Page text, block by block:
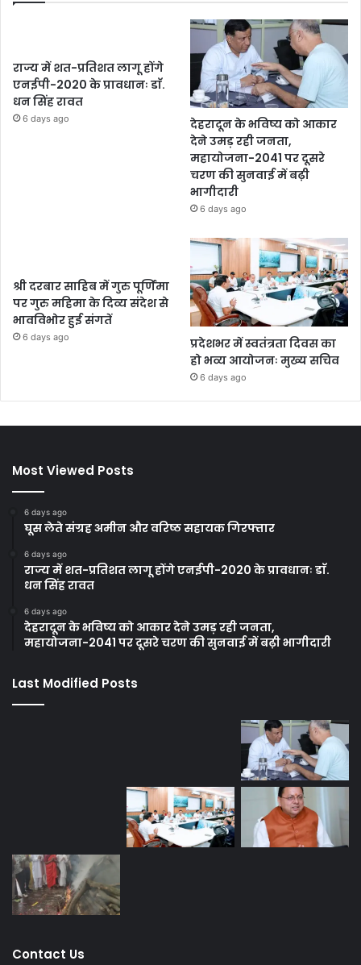
राज्य में शत-प्रतिशत लागू होंगे
एनईपी-2020 के प्रावधानः डाॅ.
धन सिंह रावत
6 days ago
देहरादून के भविष्य को आकार
देने उमड़ रही जनता,
महायोजना-2041 पर दूसरे
चरण की सुनवाई में बढ़ी
भागीदारी
6 days ago
श्री दरबार साहिब में गुरु पूर्णिमा
पर गुरु महिमा के दिव्य संदेश से
भावविभोर हुई संगतें
6 days ago
प्रदेशभर में स्वतंत्रता दिवस का
हो भव्य आयोजनः मुख्य सचिव
6 days ago
Most Viewed Posts
6 days ago
घूस लेते संग्रह अमीन और वरिष्ठ सहायक गिरफ्तार
6 days ago
राज्य में शत-प्रतिशत लागू होंगे एनईपी-2020 के प्रावधानः डाॅ.
धन सिंह रावत
6 days ago
देहरादून के भविष्य को आकार देने उमड़ रही जनता,
महायोजना-2041 पर दूसरे चरण की सुनवाई में बढ़ी भागीदारी
Last Modified Posts
Contact Us